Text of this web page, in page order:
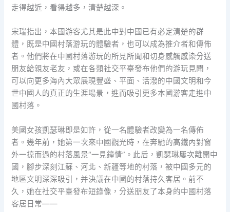
走得越近，看得越多，清楚越深。
宋瑞指出，本國游客尤其是此中對中國已有必定清楚的群
體，既是中國村落游玩的體驗者，也可以成為推介者和傳佈
者。他們將在中國村落游玩的所見所聞和切身感觸感染分送
朋友給親友老友，或在各類社交平臺發布他們的游玩見聞，
可以向更多海內大眾展現豐盛、平面、活潑的中國文明和今
世中國人的真正的生涯場景，進而吸引更多本國游客走進中
國村落。
美國女孩凱瑟琳即是如許，從一名體驗者改變為一名傳佈
者。幾年前，她第一次來中國觀光時，在奔馳的高鐵內對窗
外一掠而過的村落風景“一見鐘情”。此后，凱瑟琳屢次離開中
國，腳步深刻江蘇、河北、新疆等地的村落，被中國多元的
地區文明深深吸引，并決議在中國的村落持久客居。前不
久，她在社交平臺發布短錄像，分送朋友了本身的中國村落
客居日常——